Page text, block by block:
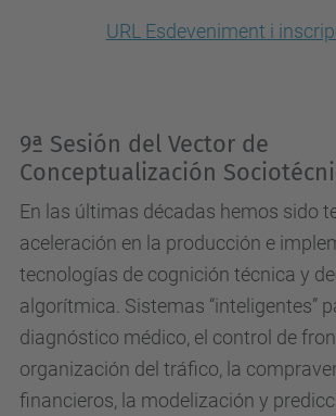
-
e
t
i
c
a
.
u
p
URL Esdeveniment i
9ª Sesión del Vector de
Conceptualización
En las últimas décadas hemos sido
aceleración en la producción e
tecnologías de cognición técnica y
algorítmica. Sistemas “inteligentes”
diagnóstico médico, el control de
organización del tráfico, la
financieros, la modelización y